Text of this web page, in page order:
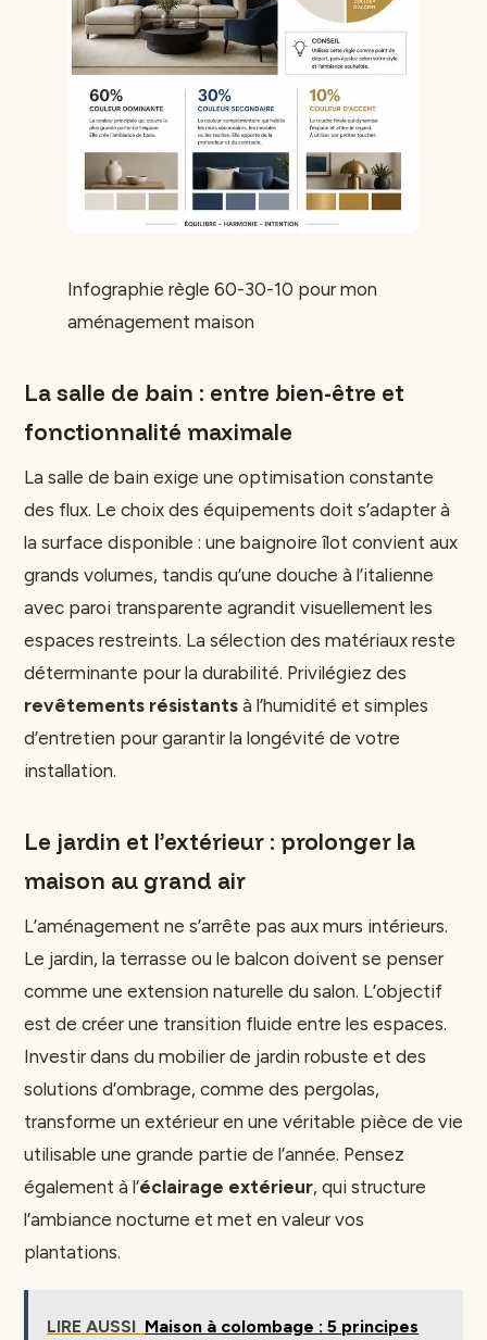
Infographie règle 60-30-10 pour mon
aménagement maison
La salle de bain : entre bien-être et
fonctionnalité maximale
La salle de bain exige une optimisation constante
des flux. Le choix des équipements doit s’adapter à
la surface disponible : une baignoire îlot convient aux
grands volumes, tandis qu’une douche à l’italienne
avec paroi transparente agrandit visuellement les
espaces restreints. La sélection des matériaux reste
déterminante pour la durabilité. Privilégiez des
revêtements résistants à l’humidité et simples
d’entretien pour garantir la longévité de votre
installation.
Le jardin et l’extérieur : prolonger la
maison au grand air
L’aménagement ne s’arrête pas aux murs intérieurs.
Le jardin, la terrasse ou le balcon doivent se penser
comme une extension naturelle du salon. L’objectif
est de créer une transition fluide entre les espaces.
Investir dans du mobilier de jardin robuste et des
solutions d’ombrage, comme des pergolas,
transforme un extérieur en une véritable pièce de vie
utilisable une grande partie de l’année. Pensez
également à l’éclairage extérieur, qui structure
l’ambiance nocturne et met en valeur vos
plantations.
LIRE AUSSI Maison à colombage : 5 principes